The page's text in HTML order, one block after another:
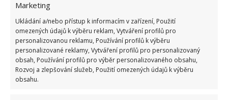
Marketing
Ukládání a/nebo přístup k informacím v zařízení, Použití
omezených údajů k výběru reklam, Vytváření profilů pro
personalizovanou reklamu, Používání profilů k výběru
personalizované reklamy, Vytváření profilů pro personalizovaný
obsah, Používání profilů pro výběr personalizovaného obsahu,
Rozvoj a zlepšování služeb, Použití omezených údajů k výběru
obsahu.
většinu kořenů i semen v půdě a ušetříte si spoustu
práce.